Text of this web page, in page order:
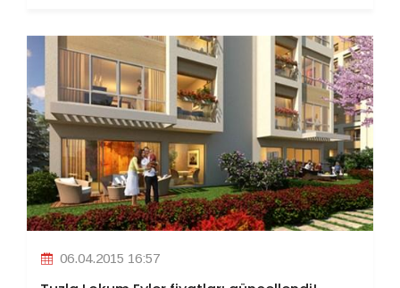
06.04.2015 16:57